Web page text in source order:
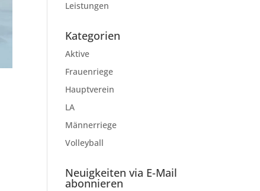
Leistungen
Kategorien
Aktive
Frauenriege
Hauptverein
LA
Männerriege
Volleyball
Neuigkeiten via E-Mail
abonnieren